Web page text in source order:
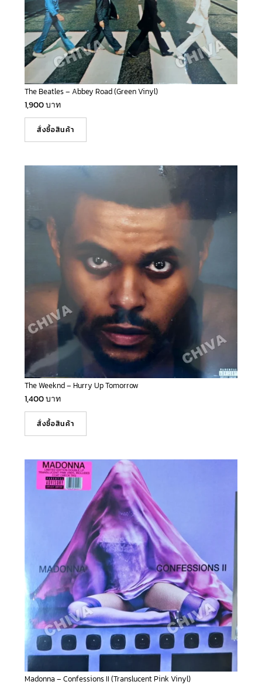
The Beatles – Abbey Road (Green Vinyl)
1,900บาท
สั่งซื้อสินค้า
The Weeknd – Hurry Up Tomorrow
1,400บาท
สั่งซื้อสินค้า
Madonna – Confessions II (Translucent Pink Vinyl)